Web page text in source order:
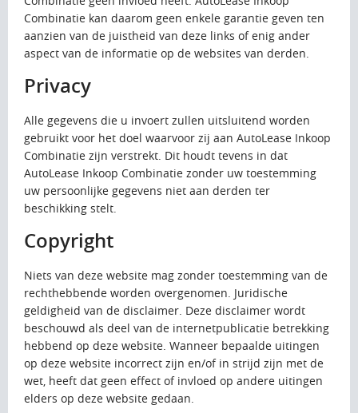
Combinatie kan daarom geen enkele garantie geven ten
aanzien van de juistheid van deze links of enig ander
aspect van de informatie op de websites van derden.
Privacy
Alle gegevens die u invoert zullen uitsluitend worden
gebruikt voor het doel waarvoor zij aan AutoLease Inkoop
Combinatie zijn verstrekt. Dit houdt tevens in dat
AutoLease Inkoop Combinatie zonder uw toestemming
uw persoonlijke gegevens niet aan derden ter
beschikking stelt.
Copyright
Niets van deze website mag zonder toestemming van de
rechthebbende worden overgenomen. Juridische
geldigheid van de disclaimer. Deze disclaimer wordt
beschouwd als deel van de internetpublicatie betrekking
hebbend op deze website. Wanneer bepaalde uitingen
op deze website incorrect zijn en/of in strijd zijn met de
wet, heeft dat geen effect of invloed op andere uitingen
elders op deze website gedaan.